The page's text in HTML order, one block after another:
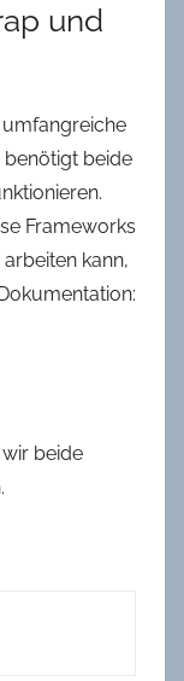
und
beide
Frameworks
kann,
beide